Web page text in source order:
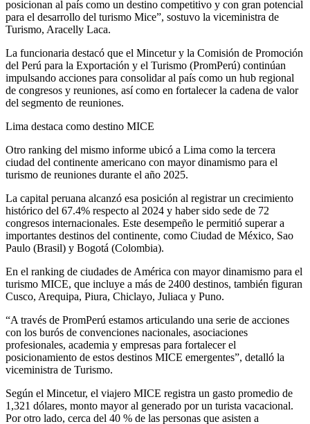
posicionan al país como un destino competitivo y con gran potencial
para el desarrollo del turismo Mice”, sostuvo la viceministra de
Turismo, Aracelly Laca.
La funcionaria destacó que el Mincetur y la Comisión de Promoción
del Perú para la Exportación y el Turismo (PromPerú) continúan
impulsando acciones para consolidar al país como un hub regional
de congresos y reuniones, así como en fortalecer la cadena de valor
del segmento de reuniones.
Lima destaca como destino MICE
Otro ranking del mismo informe ubicó a Lima como la tercera
ciudad del continente americano con mayor dinamismo para el
turismo de reuniones durante el año 2025.
La capital peruana alcanzó esa posición al registrar un crecimiento
histórico del 67.4% respecto al 2024 y haber sido sede de 72
congresos internacionales. Este desempeño le permitió superar a
importantes destinos del continente, como Ciudad de México, Sao
Paulo (Brasil) y Bogotá (Colombia).
En el ranking de ciudades de América con mayor dinamismo para el
turismo MICE, que incluye a más de 2400 destinos, también figuran
Cusco, Arequipa, Piura, Chiclayo, Juliaca y Puno.
“A través de PromPerú estamos articulando una serie de acciones
con los burós de convenciones nacionales, asociaciones
profesionales, academia y empresas para fortalecer el
posicionamiento de estos destinos MICE emergentes”, detalló la
viceministra de Turismo.
Según el Mincetur, el viajero MICE registra un gasto promedio de
1,321 dólares, monto mayor al generado por un turista vacacional.
Por otro lado, cerca del 40 % de las personas que asisten a